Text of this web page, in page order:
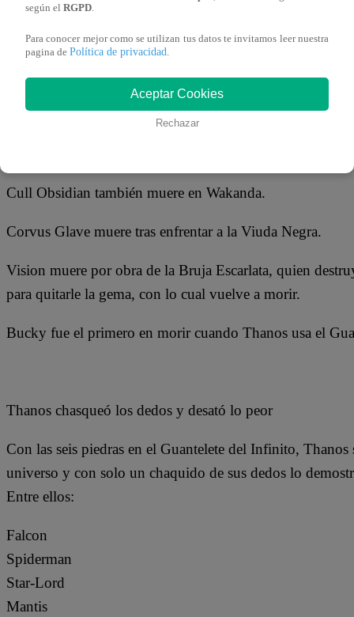
Heimdall muere luego de rescatar a Hulk de la nave de
Gamora muere de la mano de Thanos, por conseguir la
Ebony Maw muere aspirado por el vacío del espacio.
Cull Obsidian también muere en Wakanda.
Corvus Glave muere tras enfrentar a la Viuda Negra.
Vision muere por obra de la Bruja Escarlata, quien
para quitarle la gema, con lo cual vuelve a morir.
Bucky fue el primero en morir cuando Thanos usa el
Thanos chasqueó los dedos y desató lo peor
Con las seis piedras en el Guantelete del Infinito,
universo y con solo un chaquido de sus dedos lo
Entre ellos:
Falcon
Spiderman
Star-Lord
Mantis
según el RGPD
Para conocer mejor como se utilizan tus datos te invitamos leer nuestra
pagina de Política de privacidad
Aceptar Cookies
Rechazar